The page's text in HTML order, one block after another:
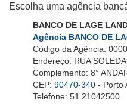
Escolha uma agência
BANCO DE LAGE
Agência BANCO DE
Código da Agência: 0000
Endereço: RUA
Complemento: 8°
CEP: 90470-340 - Porto
Telefone: 51 21042500